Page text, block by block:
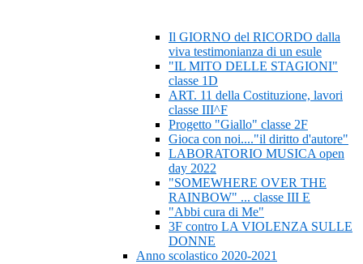
Il GIORNO del RICORDO dalla
viva testimonianza di un esule
"IL MITO DELLE STAGIONI"
classe 1D
ART. 11 della Costituzione, lavori
classe III^F
Progetto "Giallo" classe 2F
Gioca con noi...."il diritto d'autore"
LABORATORIO MUSICA open
day 2022
"SOMEWHERE OVER THE
RAINBOW" ... classe III E
"Abbi cura di Me"
3F contro LA VIOLENZA SULLE
DONNE
Anno scolastico 2020-2021